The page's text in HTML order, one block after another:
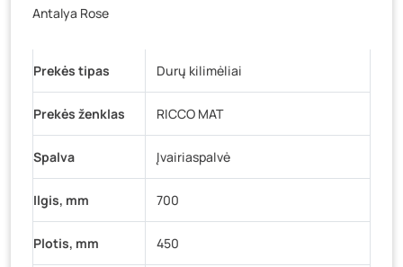
Baravykų g. 1, Druskininkai
K. Donelaičio g. 17, Rokiškis- 0 vienetų
Šaltupės g. 64, Zarasai- 0 vienetų
Antalya Rose
Prekės tipas Durų kilimėliai
Prekės ženklas RICCO MAT
Spalva Įvairiaspalvė
Ilgis, mm 700
Plotis, mm 450